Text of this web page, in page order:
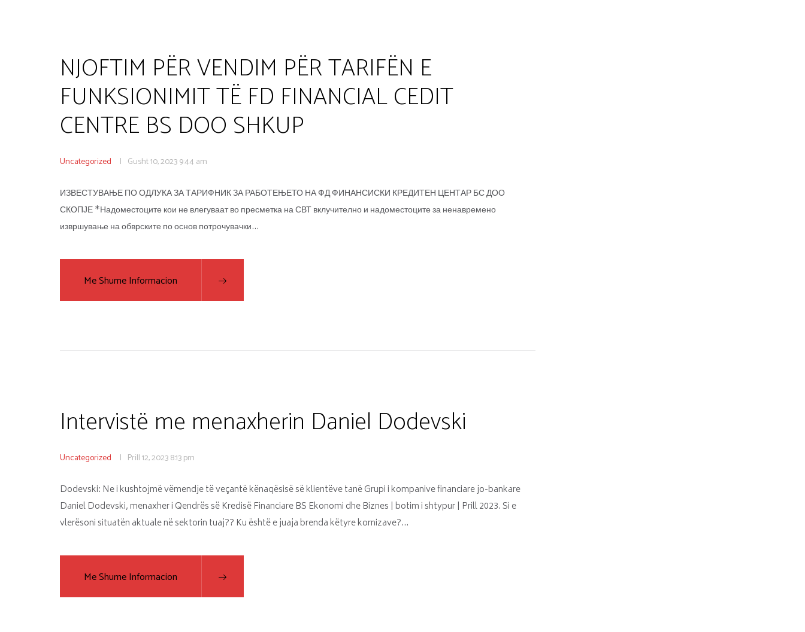
NJOFTIM PËR VENDIM PËR TARIFËN E
FUNKSIONIMIT TË FD FINANCIAL CEDIT
CENTRE BS DOO SHKUP
Uncategorized Gusht 10, 20239:44 am
ИЗВЕСТУВАЊЕ ПО ОДЛУКА ЗА ТАРИФНИК ЗА РАБОТЕЊЕТО НА ФД ФИНАНСИСКИ КРЕДИТЕН ЦЕНТАР БС ДОО
СКОПЈЕ *Надоместоците кои не влегуваат во пресметка на СВТ вклучително и надоместоците за ненавремено
извршување на обврските по основ потрочувачки…
Me Shume Informacion
Intervistë me menaxherin Daniel Dodevski
Uncategorized Prill 12, 20238:13 pm
Dodevski: Ne i kushtojmë vëmendje të veçantë kënaqësisë së klientëve tanë Grupi i kompanive financiare jo-bankare
Daniel Dodevski, menaxher i Qendrës së Kredisë Financiare BS Ekonomi dhe Biznes | botim i shtypur | Prill 2023. Si e
vlerësoni situatën aktuale në sektorin tuaj?? Ku është e juaja brenda këtyre kornizave?…
Me Shume Informacion